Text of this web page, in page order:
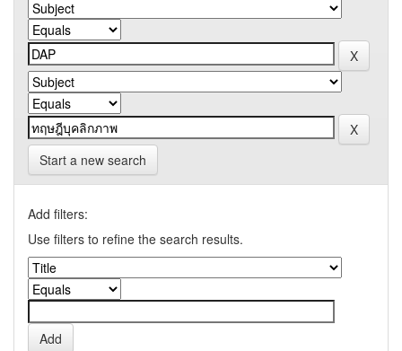
Start a new search
Add filters:
Use filters to refine the search results.